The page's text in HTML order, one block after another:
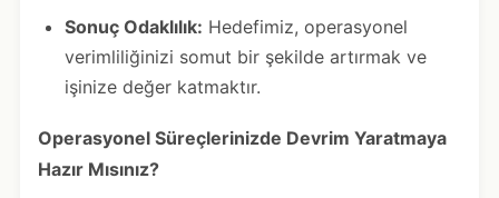
Sonuç Odaklılık: Hedefimiz, operasyonel
verimliliğinizi somut bir şekilde artırmak ve
işinize değer katmaktır.
Operasyonel Süreçlerinizde Devrim Yaratmaya
Hazır Mısınız?